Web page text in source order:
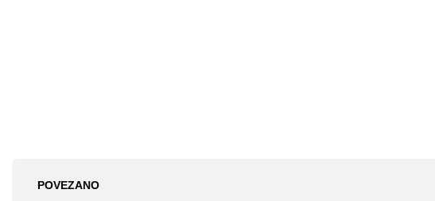
POVEZANO